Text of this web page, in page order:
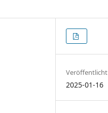
Veröffentlicht
2025-01-16